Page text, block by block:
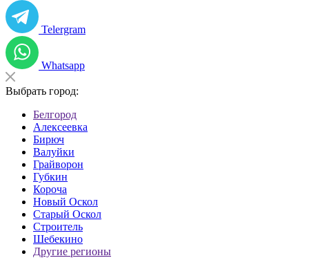
Telergram
Whatsapp
Выбрать город:
Белгород
Алексеевка
Бирюч
Валуйки
Грайворон
Губкин
Короча
Новый Оскол
Старый Оскол
Строитель
Шебекино
Другие регионы